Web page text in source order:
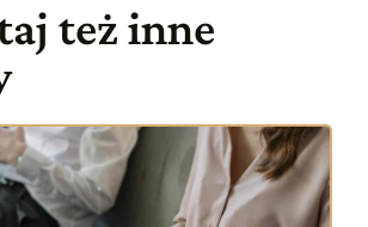
też inne